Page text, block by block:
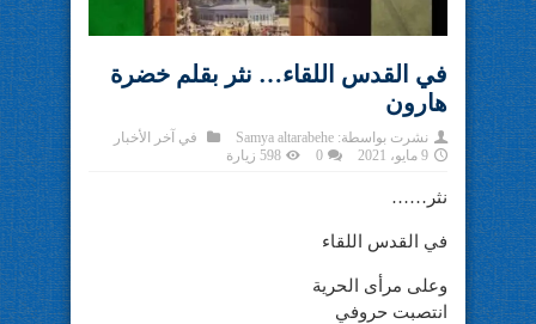
في القدس اللقاء… نثر بقلم خضرة
هارون
نشرت بواسطة: Samya altarabehe في آخر الأخبار
9 مايو، 2021
0 598 زيارة
نثر……
في القدس اللقاء
وعلى مرأى الحرية
انتصبت حروفي